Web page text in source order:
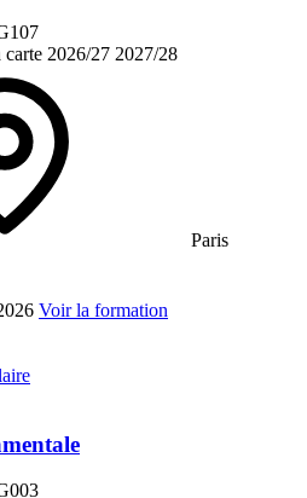
carte 2026/27 2027/28
Paris
Voir la formation